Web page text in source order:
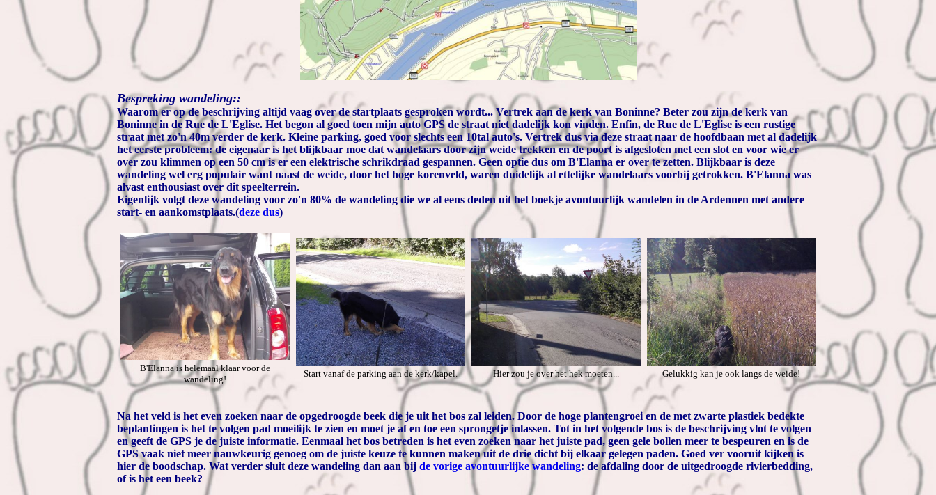
Bespreking wandeling::
Waarom er op de beschrijving altijd vaag over de startplaats gesproken wordt... Vertrek aan de kerk van Boninne? Beter zou zijn de kerk van
Boninne in de Rue de L'Eglise. Het begon al goed toen mijn auto GPS de straat niet dadelijk kon vinden. Enfin, de Rue de L'Eglise is een rustige
straat met zo'n 40m verder de kerk. Kleine parking, goed voor slechts een 10tal auto's. Vertrek dus via deze straat naar de hoofdbaan met al dadelijk
het eerste probleem: de eigenaar is het blijkbaar moe dat wandelaars door zijn weide trekken en de poort is afgesloten met een slot en voor wie er
over zou klimmen op een 50 cm is er een elektrische schrikdraad gespannen. Geen optie dus om B'Elanna er over te zetten. Blijkbaar is deze
wandeling wel erg populair want naast de weide, door het hoge korenveld, waren duidelijk al ettelijke wandelaars voorbij getrokken. B'Elanna was
alvast enthousiast over dit speelterrein.
Eigenlijk volgt deze wandeling voor zo'n 80% de wandeling die we al eens deden uit het boekje avontuurlijk wandelen in de Ardennen met andere
start- en aankomstplaats.(deze dus)
B'Elanna is helemaal klaar voor de
wandeling!
Start vanaf de parking aan de kerk/kapel. Hier zou je over het hek moeten... Gelukkig kan je ook langs de weide!
Na het veld is het even zoeken naar de opgedroogde beek die je uit het bos zal leiden. Door de hoge plantengroei en de met zwarte plastiek bedekte
beplantingen is het te volgen pad moeilijk te zien en moet je af en toe een sprongetje inlassen. Tot in het volgende bos is de beschrijving vlot te volgen
en geeft de GPS je de juiste informatie. Eenmaal het bos betreden is het even zoeken naar het juiste pad, geen gele bollen meer te bespeuren en is de
GPS vaak niet meer nauwkeurig genoeg om de juiste keuze te kunnen maken uit de drie dicht bij elkaar gelegen paden. Goed ver vooruit kijken is
hier de boodschap. Wat verder sluit deze wandeling dan aan bij de vorige avontuurlijke wandeling: de afdaling door de uitgedroogde rivierbedding,
of is het een beek?